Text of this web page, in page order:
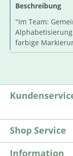
Beschreibung
"Im Team:
farbige
Shop Service
Information